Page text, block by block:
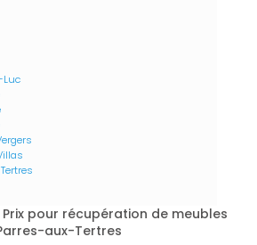
Luc
pour récupération de meubles
aux-Tertres